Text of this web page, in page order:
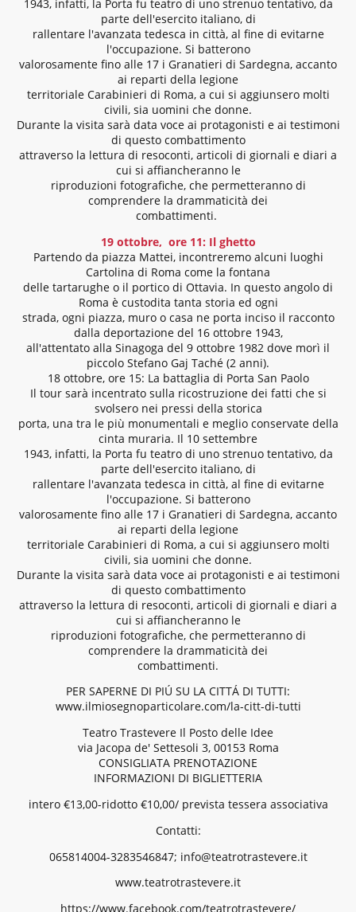
1943, infatti, la Porta fu teatro di uno strenuo tentativo, da
parte dell'esercito italiano, di
rallentare l'avanzata tedesca in città, al fine di evitarne
l'occupazione. Si batterono
valorosamente fino alle 17 i Granatieri di Sardegna, accanto
ai reparti della legione
territoriale Carabinieri di Roma, a cui si aggiunsero molti
civili, sia uomini che donne.
Durante la visita sarà data voce ai protagonisti e ai testimoni
di questo combattimento
attraverso la lettura di resoconti, articoli di giornali e diari a
cui si affiancheranno le
riproduzioni fotografiche, che permetteranno di
comprendere la drammaticità dei
combattimenti.
19 ottobre, ore 11: Il ghetto
Partendo da piazza Mattei, incontreremo alcuni luoghi
Cartolina di Roma come la fontana
delle tartarughe o il portico di Ottavia. In questo angolo di
Roma è custodita tanta storia ed ogni
strada, ogni piazza, muro o casa ne porta inciso il racconto
dalla deportazione del 16 ottobre 1943,
all'attentato alla Sinagoga del 9 ottobre 1982 dove morì il
piccolo Stefano Gaj Taché (2 anni).
18 ottobre, ore 15: La battaglia di Porta San Paolo
Il tour sarà incentrato sulla ricostruzione dei fatti che si
svolsero nei pressi della storica
porta, una tra le più monumentali e meglio conservate della
cinta muraria. Il 10 settembre
1943, infatti, la Porta fu teatro di uno strenuo tentativo, da
parte dell'esercito italiano, di
rallentare l'avanzata tedesca in città, al fine di evitarne
l'occupazione. Si batterono
valorosamente fino alle 17 i Granatieri di Sardegna, accanto
ai reparti della legione
territoriale Carabinieri di Roma, a cui si aggiunsero molti
civili, sia uomini che donne.
Durante la visita sarà data voce ai protagonisti e ai testimoni
di questo combattimento
attraverso la lettura di resoconti, articoli di giornali e diari a
cui si affiancheranno le
riproduzioni fotografiche, che permetteranno di
comprendere la drammaticità dei
combattimenti.
PER SAPERNE DI PIÚ SU LA CITTÁ DI TUTTI:
www.ilmiosegnoparticolare.com/la-citt-di-tutti
Teatro Trastevere Il Posto delle Idee
via Jacopa de' Settesoli 3, 00153 Roma
CONSIGLIATA PRENOTAZIONE
INFORMAZIONI DI BIGLIETTERIA
intero €13,00-ridotto €10,00/ prevista tessera associativa
Contatti:
065814004-3283546847; info@teatrotrastevere.it
www.teatrotrastevere.it
https://www.facebook.com/teatrotrastevere/